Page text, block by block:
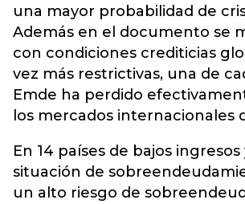
una mayor probabilidad de
Además en el documento se
con condiciones crediticias
vez más restrictivas, una de
Emde ha perdido
los mercados internacionales
En 14 países de bajos
situación de
un alto riesgo de